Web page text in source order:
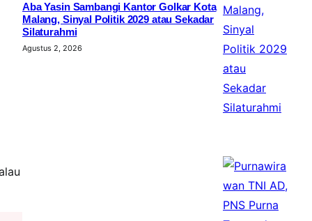
Aba Yasin Sambangi Kantor Golkar Kota
Malang, Sinyal Politik 2029 atau Sekadar
Silaturahmi
Agustus 2, 2026